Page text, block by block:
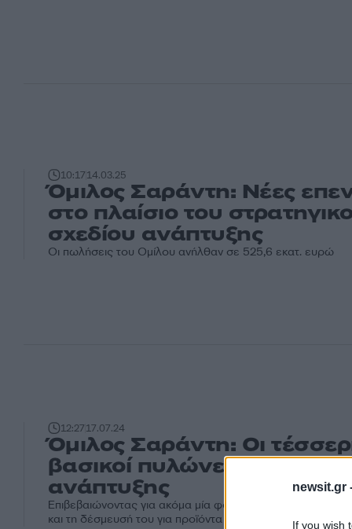
newsit.gr
If you wish
10:1714.03.25
Όμιλος Σαράντη: Νέες
στο πλαίσιο του
σχεδίου ανάπτυξης
Οι πωλήσεις του Ομίλου ανήλθαν σε 525,6 εκατ. ευρώ
12:2717.07.24
Όμιλος Σαράντη: Οι
βασικοί πυλώνες της
ανάπτυξης
Επιβεβαιώνοντας για ακόμα μία φορά την αφοσίωσή του
και τη δέσμευσή του για προϊόντα υψηλής ποιότητας,